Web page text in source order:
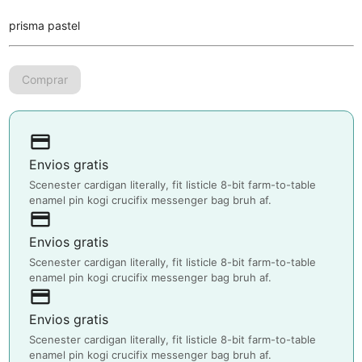
prisma pastel
payment
Envios gratis
Scenester cardigan literally, fit listicle 8-bit farm-to-table
enamel pin kogi crucifix messenger bag bruh af.
payment
Envios gratis
Scenester cardigan literally, fit listicle 8-bit farm-to-table
enamel pin kogi crucifix messenger bag bruh af.
payment
Envios gratis
Scenester cardigan literally, fit listicle 8-bit farm-to-table
enamel pin kogi crucifix messenger bag bruh af.